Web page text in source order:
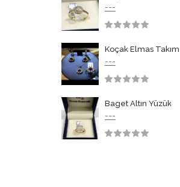
---
Koçak Elmas Takım
---
Baget Altın Yüzük
---